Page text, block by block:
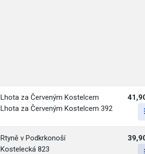
Lhota za Červeným Kostelcem
Lhota za Červeným Kostelcem 392
Rtyně v Podkrkonoší
Kostelecká 823